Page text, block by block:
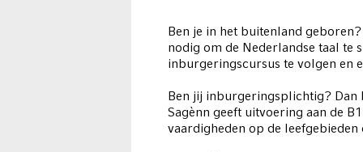
Ben je in het buitenland
nodig om de Nederlandse taal te
inburgeringscursus te volgen en
Ben jij inburgeringsplichtig?
Sagènn geeft uitvoering aan de
vaardigheden op de